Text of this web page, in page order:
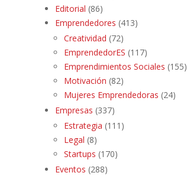
Editorial (86)
Emprendedores (413)
Creatividad (72)
EmprendedorES (117)
Emprendimientos Sociales (155)
Motivación (82)
Mujeres Emprendedoras (24)
Empresas (337)
Estrategia (111)
Legal (8)
Startups (170)
Eventos (288)